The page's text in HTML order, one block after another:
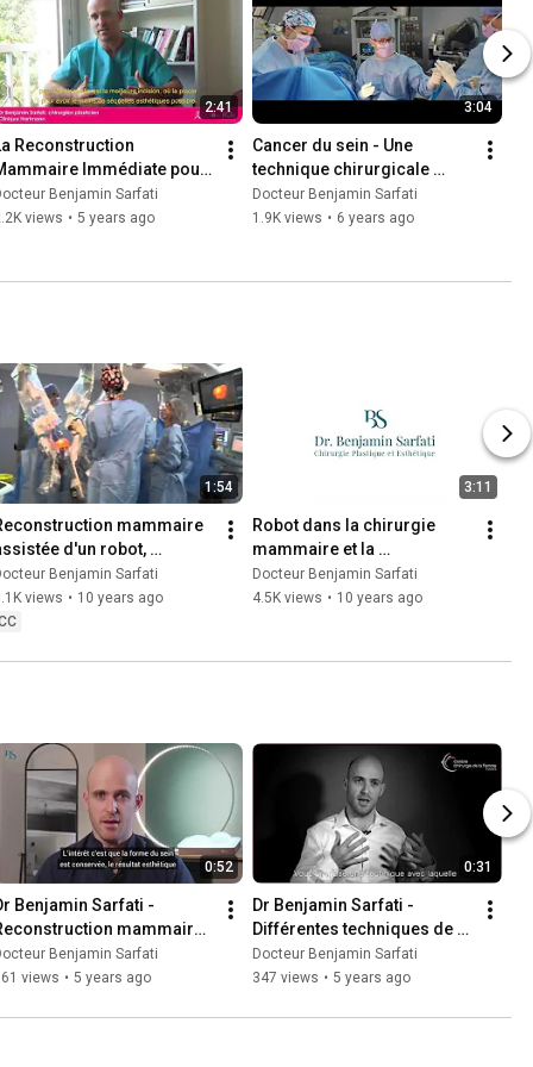
2:41
Reconstruction
Immédiate pour
Benjamin Sarfati
views • 5 years ago
3:04
Cancer du sein - Une
technique chirurgicale
révolutionnaire à l'Institut
Gustave Roussy
Docteur Benjamin Sarfati
1.9K views • 6 years ago
1:54
mammaire
d'un robot,
mammaire
Benjamin Sarfati
views • 10 years ago
3:11
Robot dans la chirurgie
mammaire et la
reconstruction mammaire
Docteur Benjamin Sarfati
4.5K views • 10 years ago
0:52
Benjamin Sarfati -
mammaire :
de l'aréole
Benjamin Sarfati
views • 5 years ago
0:31
Dr Benjamin Sarfati -
Différentes techniques de
reconstruction mammaire
Docteur Benjamin Sarfati
347 views • 5 years ago